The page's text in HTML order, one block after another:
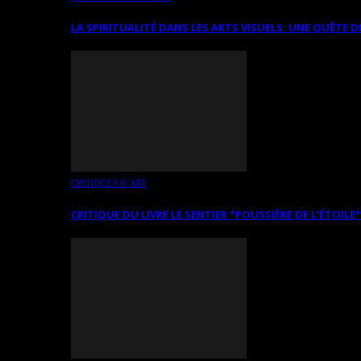
LA SPIRITUALITÉ DANS LES ARTS VISUELS: UNE QUÊTE
CRITIQUES D’ART
CRITIQUE DU LIVRE LE SENTIER *POUSSIÈRE DE L’ÉTOILE*